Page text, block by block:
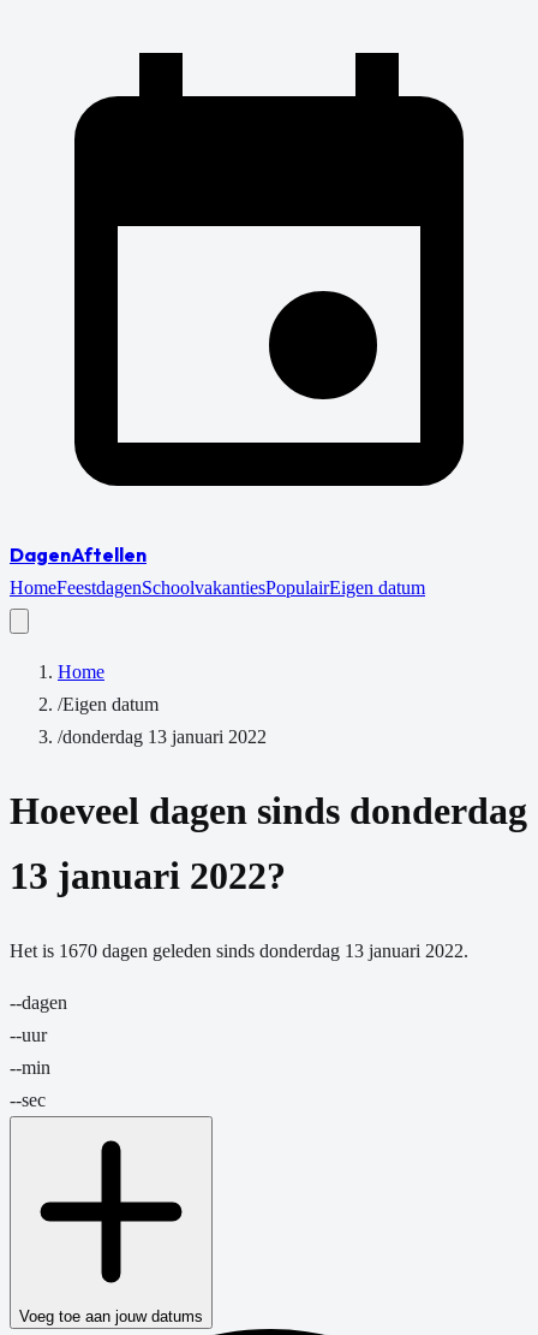
DagenAftellen
HomeFeestdagenSchoolvakantiesPopulairEigen datum
Home
/Eigen datum
/donderdag 13 januari 2022
Hoeveel dagen sinds donderdag
13 januari 2022?
Het is 1670 dagen geleden sinds donderdag 13 januari 2022.
--dagen
--uur
--min
--sec
Voeg toe aan jouw datums